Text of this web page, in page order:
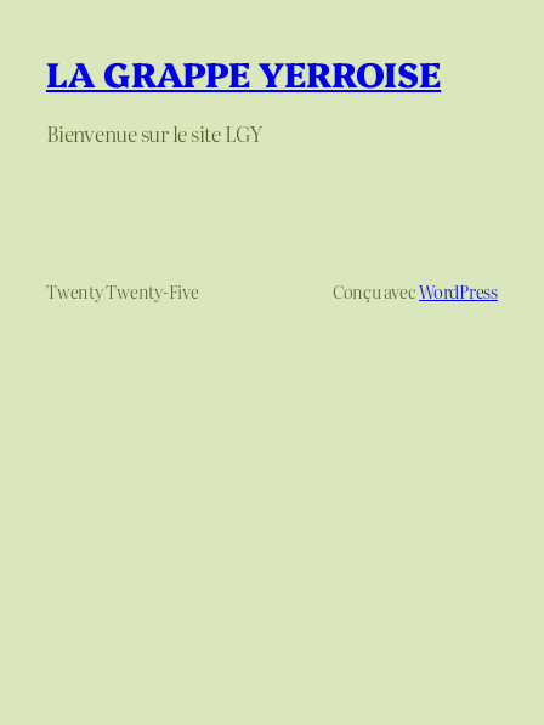
LA GRAPPE YERROISE
Bienvenue sur le site LGY
Twenty Twenty-Five Conçu avecWordPress